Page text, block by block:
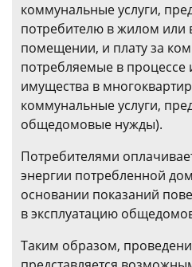
коммунальные услуги,
потребителю в жилом или
помещении, и плату за
потребляемые в
имущества в
коммунальные услуги,
общедомовые нужды).
Потребителями
энергии потребленной
основании показаний
в эксплуатацию
Таким образом,